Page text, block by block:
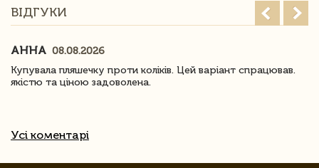
ВІДГУКИ
АННА 08.08.2026
Купувала пляшечку проти коліків. Цей варіант спрацював.
якістю та ціною задоволена.
Усі коментарі